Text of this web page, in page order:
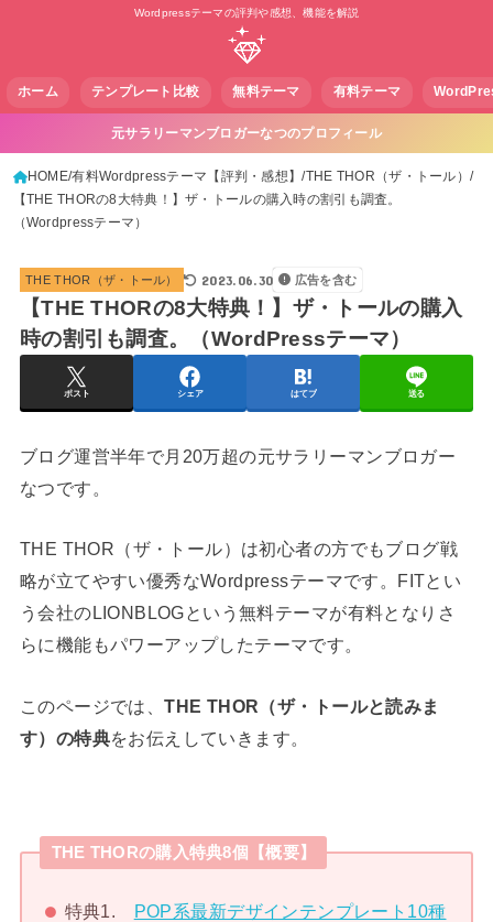
Wordpressテーマの評判や感想、機能を解説
ホーム テンプレート比較 無料テーマ 有料テーマ
元サラリーマンブロガーなつのプロフィール
HOME 有料Wordpressテーマ【評判・感想】
THE THOR（ザ・トール）
【THE THORの8大特典！】ザ・トールの購入時の割引も調査。
（Wordpressテーマ）
THE THOR（ザ・トール） 2023.06.30 広告を含む
【THE THORの8大特典！】ザ・トールの購入
時の割引も調査。（WordPressテーマ）
ポスト シェア はてブ 送る
ブログ運営半年で月20万超の元サラリーマンブロガー
なつです。
THE THOR（ザ・トール）は初心者の方でもブログ戦
略が立てやすい優秀なWordpressテーマです。FITとい
う会社のLIONBLOGという無料テーマが有料となりさ
らに機能もパワーアップしたテーマです。
このページでは、THE THOR（ザ・トールと読みま
す）の特典をお伝えしていきます。
THE THORの購入特典8個【概要】
特典1. POP系最新デザインテンプレート10種